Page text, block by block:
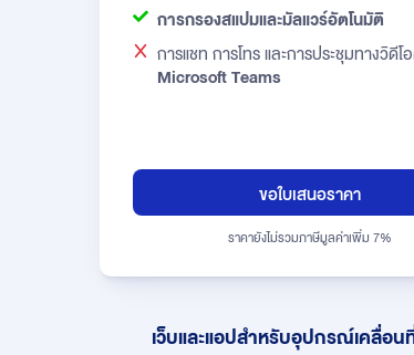
การกรองสแปมและมัลแวร์อัตโนมัติ
การแชท การโทร และการประชุมทางวิดีโ
Microsoft Teams
ขอใบเสนอราคา
ราคายังไม่รวมภาษีมูลค่าเพิ่ม 7%
เว็บและแอปสำหรับอุปกรณ์เคลื่อน